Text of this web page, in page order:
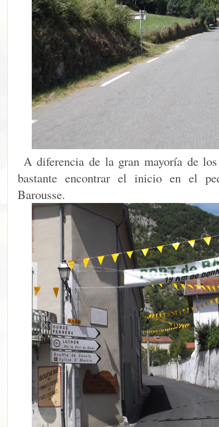
A diferencia de la gran mayoría de
bastante encontrar el inicio en el
Barousse.